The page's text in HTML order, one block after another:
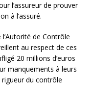
l’assureur de prouver
à l’assuré.
de Contrôle
au respect de ces
20 millions d’euros
manquements à leurs
du contrôle